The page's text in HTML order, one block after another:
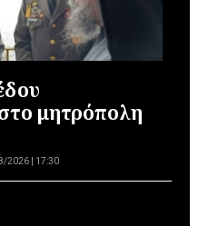
μητρόπολη
2026 | 17:30